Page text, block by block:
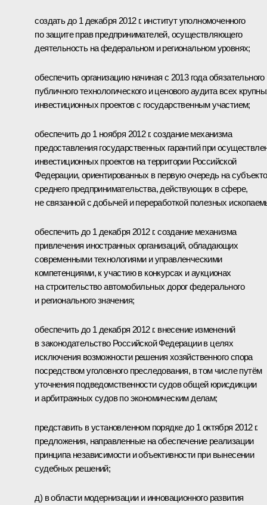
создать до 1 декабря 2012 г. институт уполномоченного
по защите прав предпринимателей, осуществляющего
деятельность на федеральном и региональном уровнях;
обеспечить организацию начиная с 2013 года обязательного
публичного технологического и ценового аудита всех
инвестиционных проектов с государственным участием;
обеспечить до 1 ноября 2012 г. создание механизма
предоставления государственных гарантий при
инвестиционных проектов на территории Российской
Федерации, ориентированных в первую очередь на
среднего предпринимательства, действующих в сфере,
не связанной с добычей и переработкой полезных
обеспечить до 1 декабря 2012 г. создание механизма
привлечения иностранных организаций, обладающих
современными технологиями и управленческими
компетенциями, к участию в конкурсах и аукционах
на строительство автомобильных дорог федерального
и регионального значения;
обеспечить до 1 декабря 2012 г. внесение изменений
в законодательство Российской Федерации в целях
исключения возможности решения хозяйственного спора
посредством уголовного преследования, в том числе путём
уточнения подведомственности судов общей юрисдикции
и арбитражных судов по экономическим делам;
представить в установленном порядке до 1 октября 2012 г.
предложения, направленные на обеспечение реализации
принципа независимости и объективности при вынесении
судебных решений;
д) в области модернизации и инновационного развития